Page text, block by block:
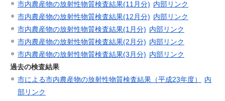
市内農産物の放射性物質検査結果(11月分) 内部リンク
市内農産物の放射性物質検査結果(12月分) 内部リンク
市内農産物の放射性物質検査結果(1月分) 内部リンク
市内農産物の放射性物質検査結果(2月分) 内部リンク
市内農産物の放射性物質検査結果(3月分) 内部リンク
過去の検査結果
市による市内農産物の放射性物質検査結果（平成23年度）
内
部リンク